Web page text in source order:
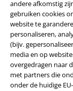
andere afkomstig
gebruiken cookies
website te
personaliseren,
(bijv.
media en op
overgedragen naar
met partners die
onder de huidige
Legal